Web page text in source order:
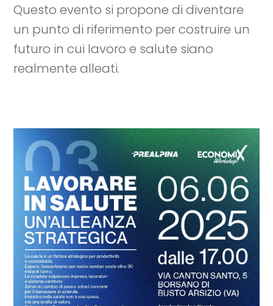
Questo evento si propone di diventare
un punto di riferimento per costruire un
futuro in cui lavoro e salute siano
realmente alleati.